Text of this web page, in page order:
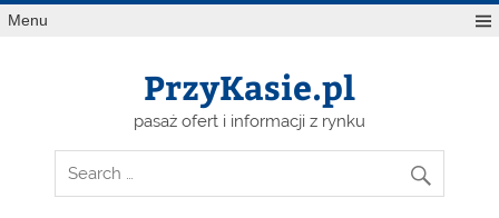
Skip
toMenu
PrzyKasie.pl
pasaż ofert i informacji z rynku